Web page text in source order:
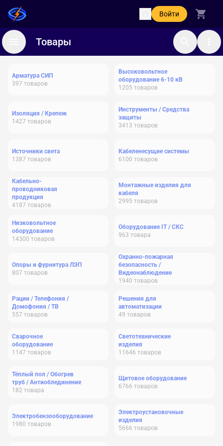
Войти
Товары
Арматура СИП
397 товаров
Высоковольтное
оборудование 6-10 кВ
1205 товаров
Изоляция / Крепеж
1427 товаров
Инструменты / Средства
защиты
3413 товаров
Источники света
1387 товаров
Кабеленесущие системы
6100 товаров
Кабельно-
проводниковая
продукция
4187 товаров
Монтажные изделия для
кабеля
2995 товаров
Низковольтное
оборудование
14300 товаров
Оборудование IT / СКС
963 товара
Опоры и фурнитура ЛЭП
807 товаров
Охранно-пожарная
безопасность /
Видеонаблюдение
1940 товаров
Рации / Телефония /
Домофония / ТВ
557 товаров
Решения для
автоматизации
49 товаров
Сварочное
оборудование
1147 товаров
Светотехнические
изделия
11646 товаров
Тёплый пол / Обогрев
труб / Антиоблединение
182 товара
Щитовое оборудование
6766 товаров
Электробензооборудование
1980 товаров
Электроустановочные
изделия
5666 товаров